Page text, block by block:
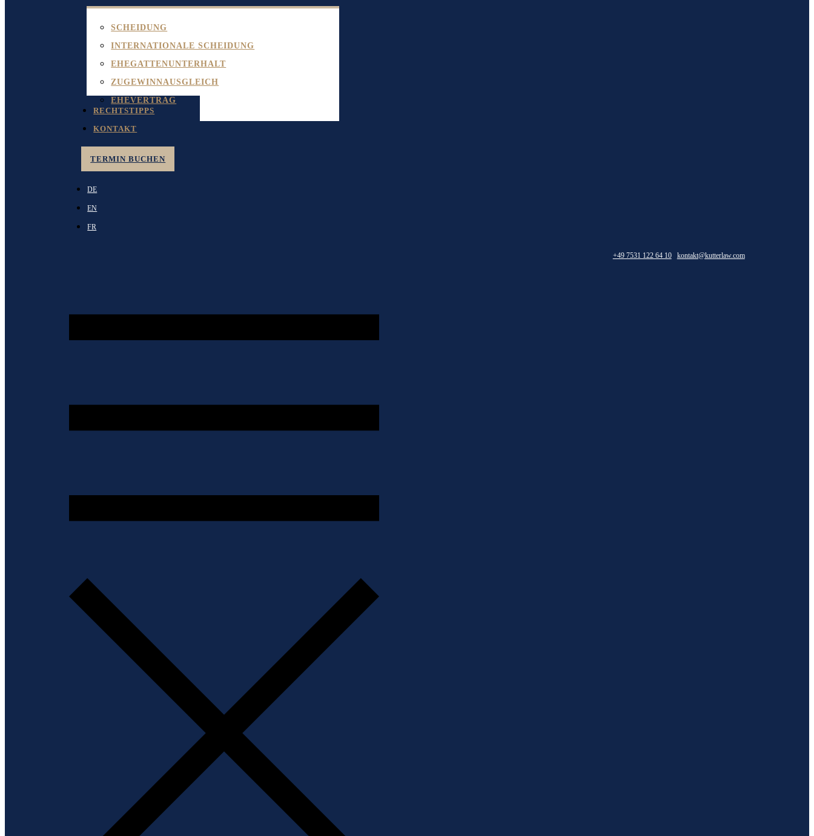
SCHEIDUNG
INTERNATIONALE SCHEIDUNG
EHEGATTENUNTERHALT
ZUGEWINNAUSGLEICH
EHEVERTRAG
RECHTSTIPPS
KONTAKT
TERMIN BUCHEN
DE
EN
FR
+49 7531 122 64 10 kontakt@kutterlaw.com